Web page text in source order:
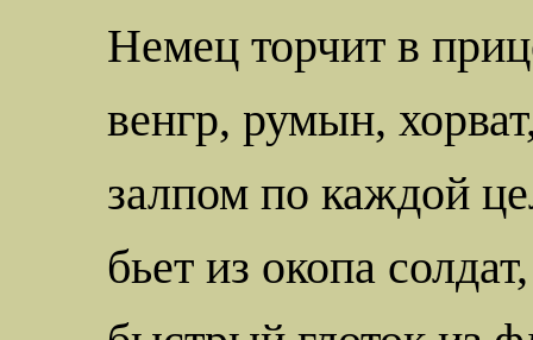
Немец торчит в
венгр, румын,
залпом по каждой
бьет из окопа солдат,